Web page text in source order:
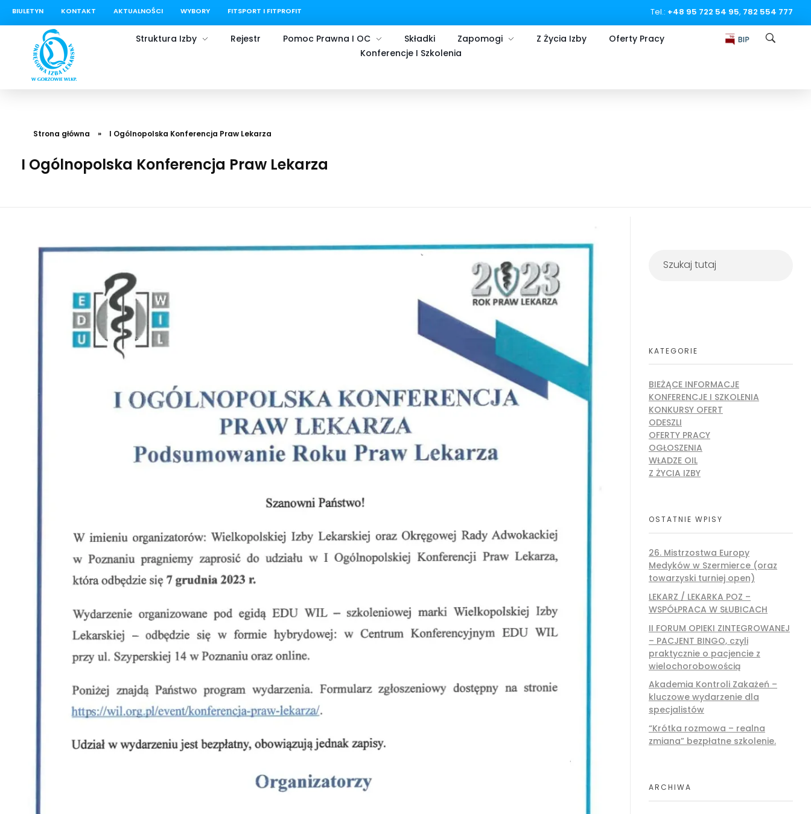
treści
BIULETYN KONTAKT AKTUALNOŚCI WYBORY FITSPORT I FITPROFIT Tel.: +48 95 722 54 95, 782 554 777
Struktura Izby Rejestr Pomoc Prawna I OC Składki Zapomogi Z Życia Izby
Oferty Pracy
Konferencje I Szkolenia
Strona główna » I Ogólnopolska Konferencja Praw Lekarza
I Ogólnopolska Konferencja Praw Lekarza
KATEGORIE
BIEŻĄCE INFORMACJE
KONFERENCJE I SZKOLENIA
KONKURSY OFERT
ODESZLI
OFERTY PRACY
OGŁOSZENIA
WŁADZE OIL
Z ŻYCIA IZBY
OSTATNIE WPISY
26. Mistrzostwa Europy
Medyków w Szermierce (oraz
towarzyski turniej open)
LEKARZ / LEKARKA POZ –
WSPÓŁPRACA W SŁUBICACH
II FORUM OPIEKI ZINTEGROWANEJ
– PACJENT BINGO, czyli
praktycznie o pacjencie z
wielochorobowością
Akademia Kontroli Zakażeń –
kluczowe wydarzenie dla
specjalistów
“Krótka rozmowa – realna
zmiana” bezpłatne szkolenie.
ARCHIWA